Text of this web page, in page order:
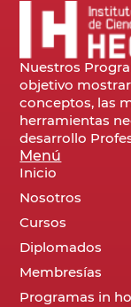
Nuestros
objetivo
conceptos, las
herramientas
desarrollo
Menú
Inicio
Nosotros
Cursos
Diplomados
Membresías
Programas in